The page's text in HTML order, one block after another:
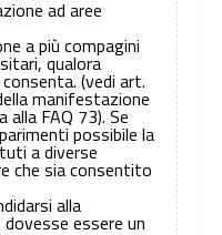
ad aree
a più compagini
qualora
(vedi art.
manifestazione
FAQ 73). Se
possibile la
a diverse
che sia consentito
alla
essere un